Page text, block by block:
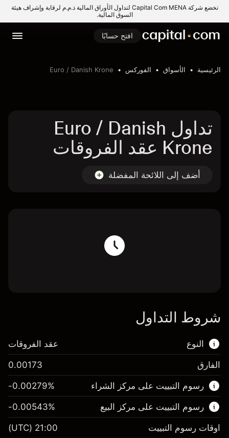
تخضع شركة Capital Com MENA لتداول الأوراق المالية ذ.م.م لرقابة وإشراف هيئة
السوق المالية.
افتح حسابًا
الرئيسية الأسواق الفوركس Euro / Danish Krone
تداول Euro / Danish
Krone عقد الفروقات
أضف إلى اللائحة المفضلة
شروط التداول
النوع
هذا السوق المالي متاح للتداول من خلال عقود
الفروقات.
اعرف المزيد عن:
عقود الفروقات
عقد الفروقات
الفارق 0.00173
رسوم التبييت على مركز الشراء -0.00279%
رسوم التبييت على مركز البيع -0.00543%
اوقات رسوم التبييت 21:00
(UTC)